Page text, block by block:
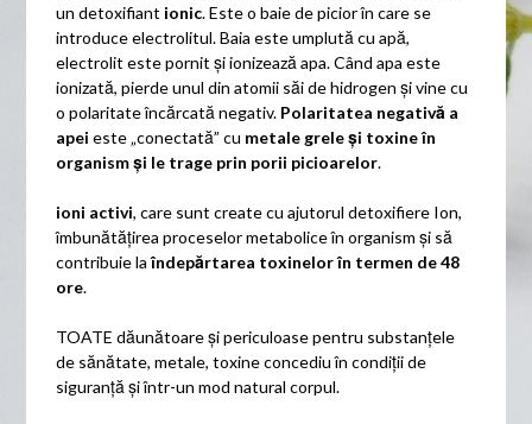
un detoxifiant ionic. Este o baie de picior în care se
introduce electrolitul. Baia este umplută cu apă,
electrolit este pornit și ionizează apa. Când apa este
ionizată, pierde unul din atomii săi de hidrogen și vine cu
o polaritate încărcată negativ. Polaritatea negativă a
apei este „conectată” cu metale grele și toxine în
organism și le trage prin porii picioarelor.
ioni activi, care sunt create cu ajutorul detoxifiere Ion,
îmbunătățirea proceselor metabolice în organism și să
contribuie laîndepărtarea toxinelor în termen de 48
ore.
TOATE dăunătoare și periculoase pentru substanțele
de sănătate, metale, toxine concediu în condiții de
siguranță și într-un mod natural corpul.